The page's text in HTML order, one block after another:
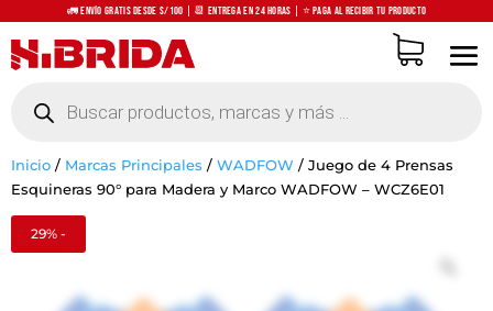
🚛 Envío Gratis desde S/100 | 📆 Entrega en 24 horas | ⭐ Paga al recibir tu producto
productos
Inicio / Marcas Principales / WADFOW / Juego de 4 Prensas
Esquineras 90° para Madera y Marco WADFOW – WCZ6E01
29% -